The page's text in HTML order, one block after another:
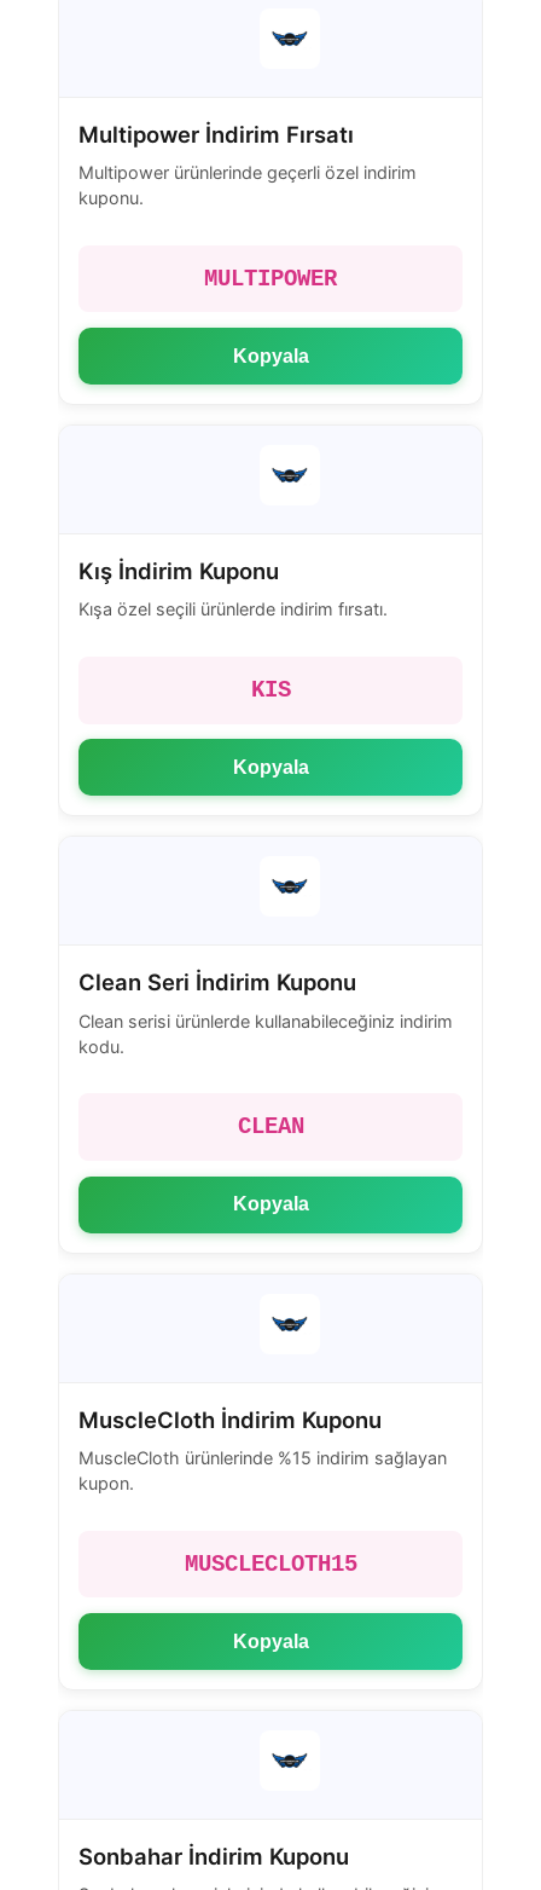
Multipower İndirim Fırsatı
Multipower ürünlerinde geçerli özel indirim
kuponu.
MULTIPOWER
Kopyala
Kış İndirim Kuponu
Kışa özel seçili ürünlerde indirim fırsatı.
KIS
Kopyala
Clean Seri İndirim Kuponu
Clean serisi ürünlerde kullanabileceğiniz indirim
kodu.
CLEAN
Kopyala
MuscleCloth İndirim Kuponu
MuscleCloth ürünlerinde %15 indirim sağlayan
kupon.
MUSCLECLOTH15
Kopyala
Sonbahar İndirim Kuponu